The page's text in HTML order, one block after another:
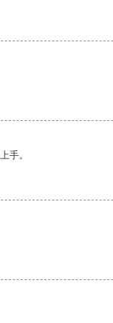
手。